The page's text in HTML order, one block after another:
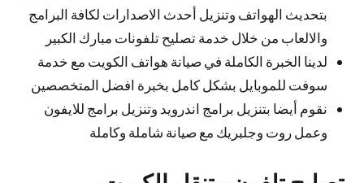
بتحديث الهواتف وتنزيل أحدث الاصدارات لكافة البرامج
والالعاب من خلال خدمة تصليح تلفونات مبارك الكبير
لدينا الخبرة الكاملة في صيانة هواتف الكويت مع خدمة
سوفت للموبايل بشكل كامل بخبرة افضل المتخصصين
نقوم أيضا بتنزيل برامج اندرويد وتنزيل برامج للايفون
وعمل روت وجلبريك مع صيانة شاملة وكاملة